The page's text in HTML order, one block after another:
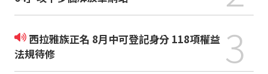
西拉雅族正名 8月中可登記身分 118項權益
法規待修
3